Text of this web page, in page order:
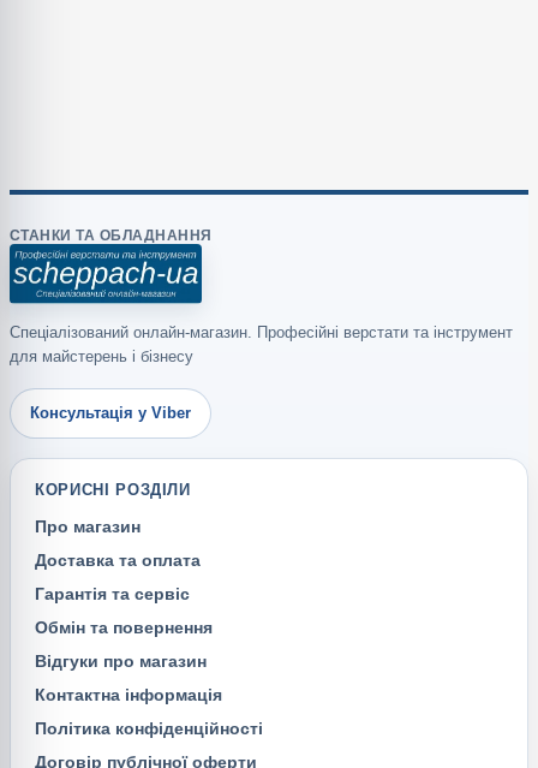
СТАНКИ ТА ОБЛАДНАННЯ
Спеціалізований онлайн-магазин. Професійні верстати та інструмент
для майстерень і бізнесу
Консультація у Viber
КОРИСНІ РОЗДІЛИ
Про магазин
Доставка та оплата
Гарантія та сервіс
Обмін та повернення
Відгуки про магазин
Контактна інформація
Політика конфіденційності
Договір публічної оферти